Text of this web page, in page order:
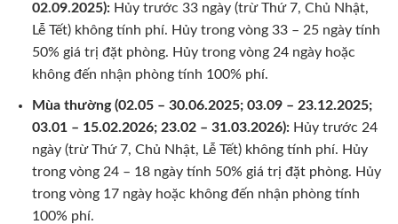
02.09.2025):Hủy trước 33 ngày (trừ Thứ 7, Chủ Nhật,
Lễ Tết) không tính phí. Hủy trong vòng 33 – 25 ngày tính
50% giá trị đặt phòng. Hủy trong vòng 24 ngày hoặc
không đến nhận phòng tính 100% phí.
Mùa thường (02.05 – 30.06.2025; 03.09 – 23.12.2025;
03.01 – 15.02.2026; 23.02 – 31.03.2026):Hủy trước 24
ngày (trừ Thứ 7, Chủ Nhật, Lễ Tết) không tính phí. Hủy
trong vòng 24 – 18 ngày tính 50% giá trị đặt phòng. Hủy
trong vòng 17 ngày hoặc không đến nhận phòng tính
100% phí.